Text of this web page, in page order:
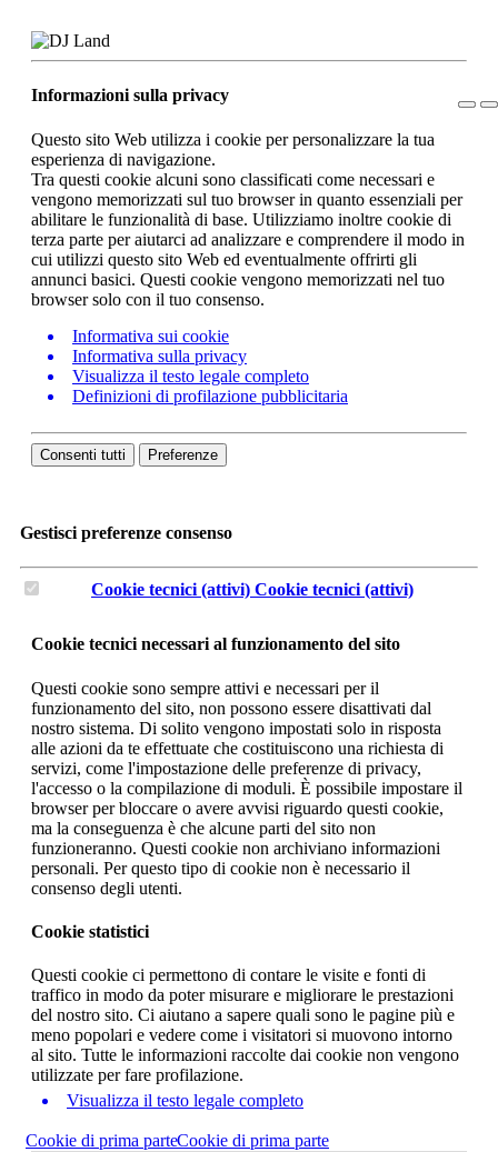
Informazioni sulla privacy
Questo sito Web utilizza i cookie per personalizzare la tua
esperienza di navigazione.
Tra questi cookie alcuni sono classificati come necessari e
vengono memorizzati sul tuo browser in quanto essenziali per
abilitare le funzionalità di base. Utilizziamo inoltre cookie di
terza parte per aiutarci ad analizzare e comprendere il modo in
cui utilizzi questo sito Web ed eventualmente offrirti gli
annunci basici. Questi cookie vengono memorizzati nel tuo
browser solo con il tuo consenso.
Informativa sui cookie
Informativa sulla privacy
Visualizza il testo legale completo
Definizioni di profilazione pubblicitaria
Consenti tutti Preferenze
Gestisci preferenze consenso
Cookie tecnici (attivi) Cookie tecnici (attivi)
Cookie tecnici necessari al funzionamento del sito
Questi cookie sono sempre attivi e necessari per il
funzionamento del sito, non possono essere disattivati dal
nostro sistema. Di solito vengono impostati solo in risposta
alle azioni da te effettuate che costituiscono una richiesta di
servizi, come l'impostazione delle preferenze di privacy,
l'accesso o la compilazione di moduli. È possibile impostare il
browser per bloccare o avere avvisi riguardo questi cookie,
ma la conseguenza è che alcune parti del sito non
funzioneranno. Questi cookie non archiviano informazioni
personali. Per questo tipo di cookie non è necessario il
consenso degli utenti.
Cookie statistici
Questi cookie ci permettono di contare le visite e fonti di
traffico in modo da poter misurare e migliorare le prestazioni
del nostro sito. Ci aiutano a sapere quali sono le pagine più e
meno popolari e vedere come i visitatori si muovono intorno
al sito. Tutte le informazioni raccolte dai cookie non vengono
utilizzate per fare profilazione.
Visualizza il testo legale completo
Cookie di prima parteCookie di prima parte